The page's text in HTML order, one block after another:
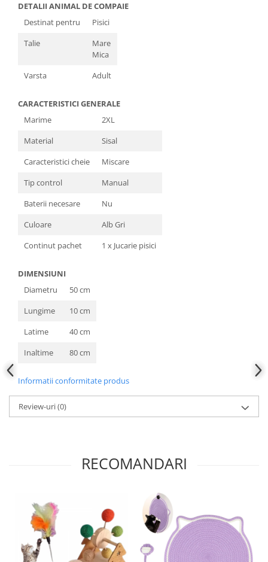
DETALII ANIMAL DE COMPAIE
Destinat pentru
Pisici
Talie
Mare
Mica
Varsta
Adult
CARACTERISTICI GENERALE
Marime
2XL
Material
Sisal
Caracteristici cheie
Miscare
Tip control
Manual
Baterii necesare
Nu
Culoare
Alb Gri
Continut pachet
1 x Jucarie pisici
DIMENSIUNI
Diametru
50 cm
Lungime
10 cm
Latime
40 cm
Inaltime
80 cm
Informatii conformitate produs
Review-uri(0)
RECOMANDARI